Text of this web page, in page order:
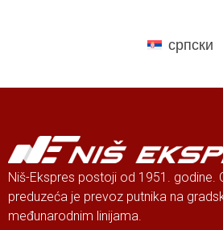
српски
Niš-Ekspres postoji od 1951. godine.
preduzeća je prevoz putnika na
međunarodnim linijama.